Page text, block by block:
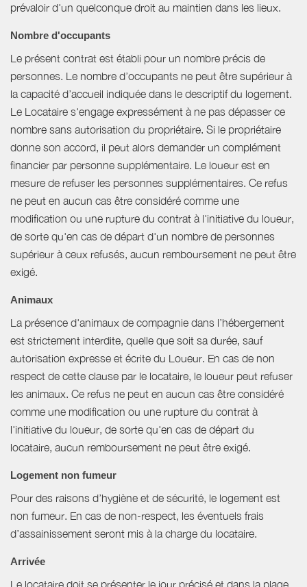
prévaloir d'un quelconque droit au maintien dans les lieux.
Nombre d'occupants
Le présent contrat est établi pour un nombre précis de
personnes. Le nombre d’occupants ne peut être supérieur à
la capacité d’accueil indiquée dans le descriptif du logement.
Le Locataire s'engage expressément à ne pas dépasser ce
nombre sans autorisation du propriétaire. Si le propriétaire
donne son accord, il peut alors demander un complément
financier par personne supplémentaire. Le loueur est en
mesure de refuser les personnes supplémentaires. Ce refus
ne peut en aucun cas être considéré comme une
modification ou une rupture du contrat à l'initiative du loueur,
de sorte qu'en cas de départ d'un nombre de personnes
supérieur à ceux refusés, aucun remboursement ne peut être
exigé.
Animaux
La présence d'animaux de compagnie dans l’hébergement
est strictement interdite, quelle que soit sa durée, sauf
autorisation expresse et écrite du Loueur. En cas de non
respect de cette clause par le locataire, le loueur peut refuser
les animaux. Ce refus ne peut en aucun cas être considéré
comme une modification ou une rupture du contrat à
l'initiative du loueur, de sorte qu'en cas de départ du
locataire, aucun remboursement ne peut être exigé.
Logement non fumeur
Pour des raisons d’hygiène et de sécurité, le logement est
non fumeur. En cas de non-respect, les éventuels frais
d’assainissement seront mis à la charge du locataire.
Arrivée
Le locataire doit se présenter le jour précisé et dans la plage